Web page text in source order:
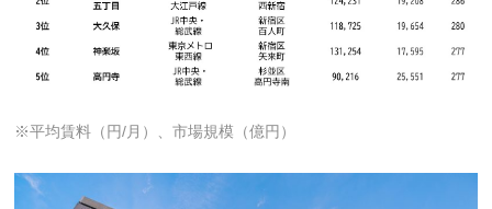
※平均賃料（円/月）、市場規模（億円）